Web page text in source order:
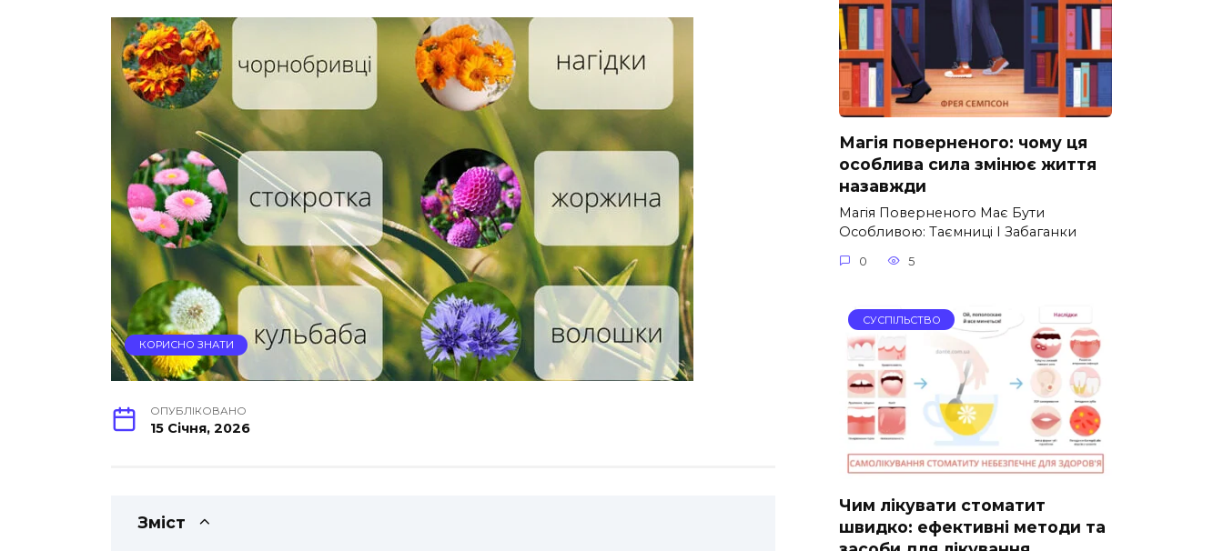
КОРИСНО ЗНАТИ
ОПУБЛІКОВАНО
15 Січня, 2026
Зміст
Магія поверненого: чому ця
особлива сила змінює життя
назавжди
Магія Поверненого Має Бути
Особливою: Таємниці І Забаганки
0 5
СУСПІЛЬСТВО
Чим лікувати стоматит
швидко: ефективні методи та